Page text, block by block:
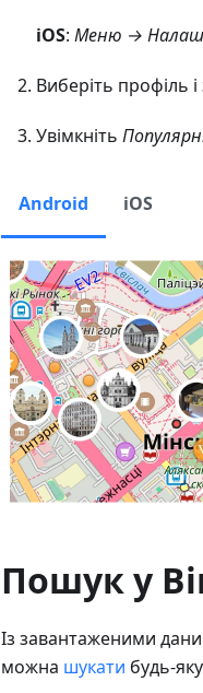
iOS: Меню →
Виберіть профіль
Увімкніть
Android iOS
Пошук у
Із завантаженими
можна шукати будь-